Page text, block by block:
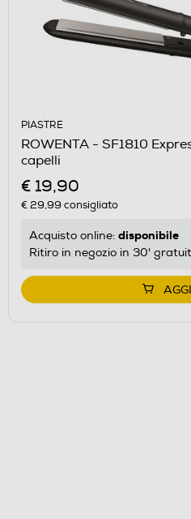
PIASTRE
ROWENTA - SF1810
capelli
€ 19,90
€ 29,99 consigliato
Acquisto online: disponibile
Ritiro in negozio in 30'